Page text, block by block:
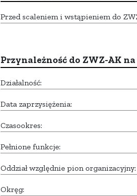
Przed scaleniem i wstąpieniem do
Przynależność do ZWZ-AK
Działalność:
Data zaprzysiężenia:
Czasookres:
Pełnione funkcje:
Oddział względnie pion organizacyjny:
Okręg: